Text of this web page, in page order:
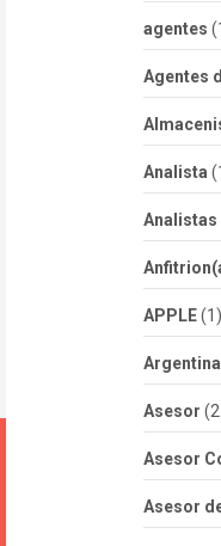
agentes
Agentes
Analista
Analistas
APPLE(1)
Argentina
Asesor
Asesor
Asesor